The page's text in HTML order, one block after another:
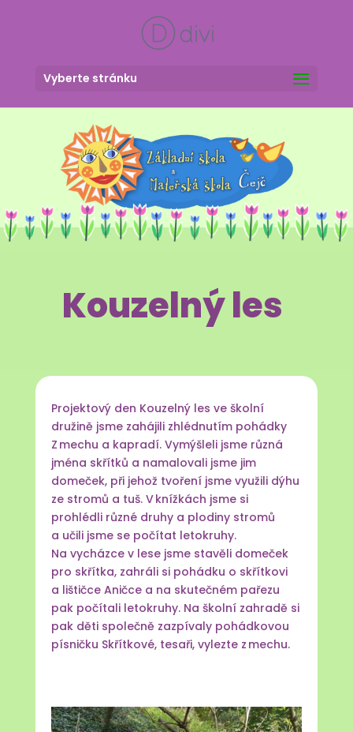
Vyberte stránku
Kouzelný les
Projektový den Kouzelný les ve školní
družině jsme zahájili zhlédnutím pohádky
Z mechu a kapradí. Vymýšleli jsme různá
jména skřítků a namalovali jsme jim
domeček, při jehož tvoření jsme využili dýhu
ze stromů a tuš. V knížkách jsme si
prohlédli různé druhy a plodiny stromů
a učili jsme se počítat letokruhy.
Na vycházce v lese jsme stavěli domeček
pro skřítka, zahráli si pohádku o skřítkovi
a lištičce Aničce a na skutečném pařezu
pak počítali letokruhy. Na školní zahradě si
pak děti společně zazpívaly pohádkovou
písničku Skřítkové, tesaři, vylezte z mechu.